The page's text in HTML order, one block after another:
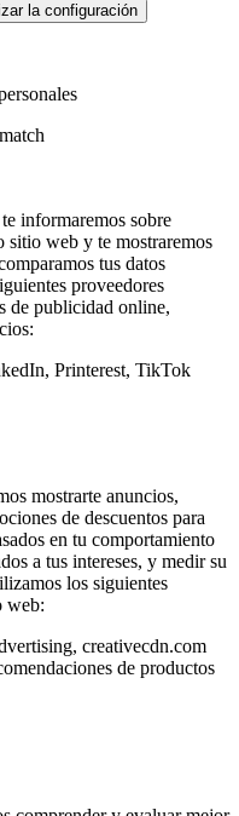
la configuración
informaremos sobre
sitio web y te mostraremos
tus datos
proveedores
de publicidad online,
Printerest, TikTok
mostrarte anuncios,
de descuentos para
en tu comportamiento
a tus intereses, y medir su
los siguientes
web:
creativecdn.com
de productos